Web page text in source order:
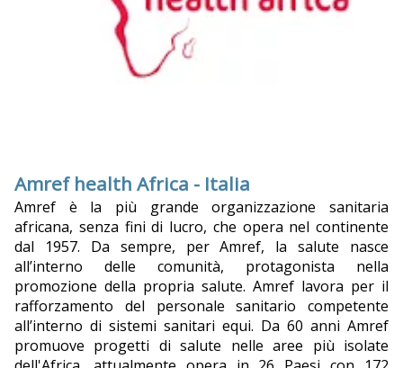
Amref health Africa - Italia
Amref è la più grande organizzazione sanitaria
africana, senza fini di lucro, che opera nel continente
dal 1957. Da sempre, per Amref, la salute nasce
all’interno delle comunità, protagonista nella
promozione della propria salute. Amref lavora per il
rafforzamento del personale sanitario competente
all’interno di sistemi sanitari equi. Da 60 anni Amref
promuove progetti di salute nelle aree più isolate